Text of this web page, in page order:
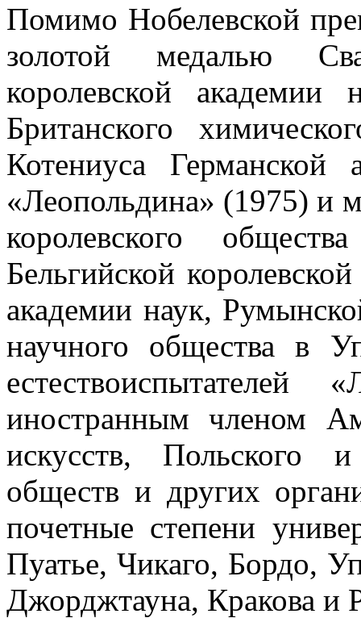
Помимо Нобелевской
золотой медалью
королевской
Британского
Котениуса Германской
«Леопольдина» (1975) и
королевского
Бельгийской
академии наук,
научного общества в
естествоиспытателей
иностранным членом
искусств, Польского
обществ и других
почетные степени
Пуатье, Чикаго, Бордо,
Джорджтауна, Кракова и